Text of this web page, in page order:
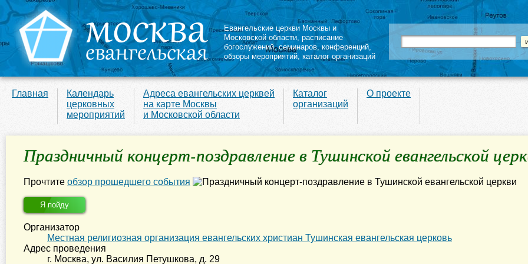
Евангельские церкви Москвы и
Московской области, расписание
богослужений,семинаров,конференций,
обзоры мероприятий, каталог организаций
Главная
Календарь
церковных
мероприятий
Адреса евангельских церквей
на карте Москвы
и Московской области
Каталог
организаций
О проекте
Праздничный концерт-поздравление в Тушинской евангельской
Прочтите обзор прошедшего события
Я пойду
Организатор
Местная религиозная организация евангельских христиан Тушинская евангельская церковь
Адрес проведения
г. Москва, ул. Василия Петушкова, д. 29